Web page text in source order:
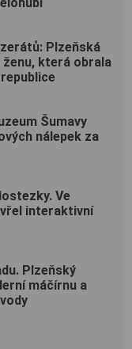
Plzeňská
ženu, která obrala
Šumavy
nálepek za
Ve
interaktivní
Plzeňský
máčírnu a